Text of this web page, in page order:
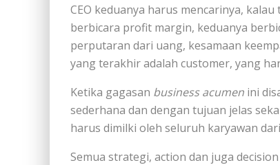
CEO keduanya harus mencarinya,
berbicara profit margin, keduanya
perputaran dari uang, kesamaan
yang terakhir adalah customer, yang
Ketika gagasan business acumen ini
sederhana dan dengan tujuan jelas
harus dimilki oleh seluruh karyawan
Semua strategi, action dan juga